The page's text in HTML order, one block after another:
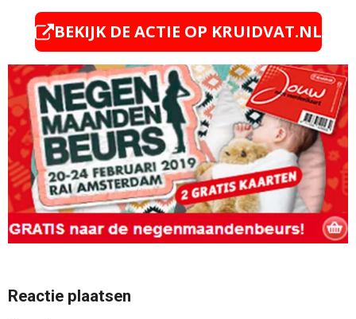
BEKIJK DE ACTIE OP KRUIDVAT.NL
Reactie plaatsen